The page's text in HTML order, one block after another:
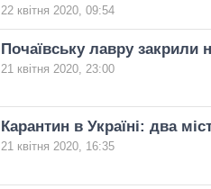
22 квітня 2020, 09:54
Почаївську лавру закрили
21 квітня 2020, 23:00
Карантин в Україні: два
21 квітня 2020, 16:35